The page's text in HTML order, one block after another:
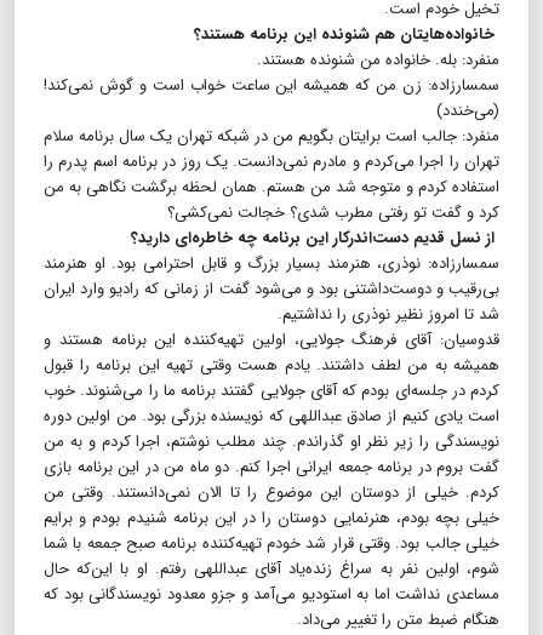
تخیل خودم است.
خانواده‌هایتان هم شنونده این برنامه هستند؟
منفرد: بله. خانواده من شنونده هستند.
سمسارزاده: زن من که همیشه این ساعت خواب است و گوش نمی‌کند!
(می‌خندد)
منفرد: جالب است برایتان بگویم من در شبکه تهران یک سال برنامه سلام
تهران را اجرا می‌کردم و مادرم نمی‌دانست. یک روز در برنامه اسم پدرم را
استفاده کردم و متوجه شد من هستم. همان لحظه برگشت نگاهی به من
کرد و گفت تو رفتی مطرب شدی؟ خجالت نمی‌کشی؟
از نسل قدیم دست‌اندرکار این برنامه چه خاطره‌ای دارید؟
سمسارزاده: نوذری، هنرمند بسیار بزرگ و قابل احترامی بود. او هنرمند
بی‌رقیب و دوست‌داشتنی بود و می‌شود گفت از زمانی که رادیو وارد ایران
شد تا امروز نظیر نوذری را نداشتیم.
قدوسیان: آقای فرهنگ جولایی، اولین تهیه‌کننده این برنامه هستند و
همیشه به من لطف داشتند. یادم هست وقتی تهیه این برنامه را قبول
کردم در جلسه‌ای بودم که آقای جولایی گفتند برنامه ما را می‌شنوند. خوب
است یادی کنیم از صادق عبداللهی که نویسنده بزرگی بود. من اولین دوره
نویسندگی را زیر نظر او گذراندم. چند مطلب نوشتم، اجرا کردم و به من
گفت بروم در برنامه جمعه ایرانی اجرا کنم. دو ماه من در این برنامه بازی
کردم. خیلی از دوستان این موضوع را تا الان نمی‌دانستند. وقتی من
خیلی بچه بودم، هنرنمایی دوستان را در این برنامه شنیدم بودم و برایم
خیلی جالب بود. وقتی قرار شد خودم تهیه‌کننده برنامه صبح جمعه با شما
شوم، اولین نفر به سراغ زنده‌یاد آقای عبداللهی رفتم. او با این‌که حال
مساعدی نداشت اما به استودیو می‌آمد و جزو معدود نویسندگانی بود که
هنگام ضبط متن را تغییر می‌داد.